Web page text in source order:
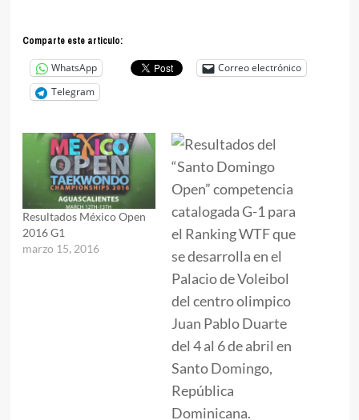
Comparte este articulo:
WhatsApp
Correo electrónico
Telegram
Resultados México Open
2016 G1
marzo 15, 2016